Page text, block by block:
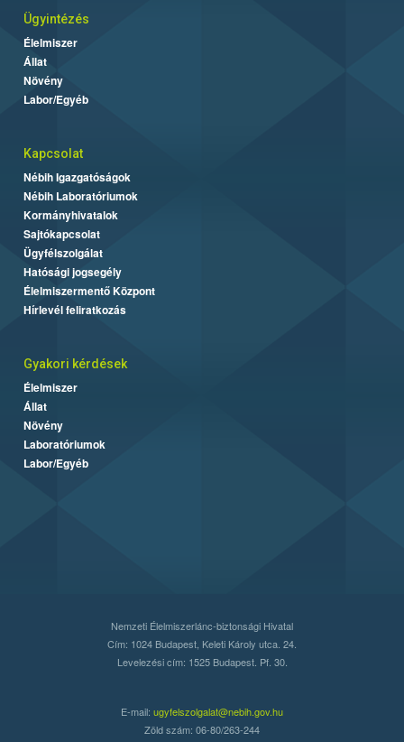
Ügyintézés
Élelmiszer
Állat
Növény
Labor/Egyéb
Kapcsolat
Nébih Igazgatóságok
Nébih Laboratóriumok
Kormányhivatalok
Sajtókapcsolat
Ügyfélszolgálat
Hatósági jogsegély
Élelmiszermentő Központ
Hírlevél feliratkozás
Gyakori kérdések
Élelmiszer
Állat
Növény
Laboratóriumok
Labor/Egyéb
Nemzeti Élelmiszerlánc-biztonsági Hivatal
Cím: 1024 Budapest, Keleti Károly utca. 24.
Levelezési cím: 1525 Budapest. Pf. 30.
E-mail: ugyfelszolgalat@nebih.gov.hu
Zöld szám: 06-80/263-244